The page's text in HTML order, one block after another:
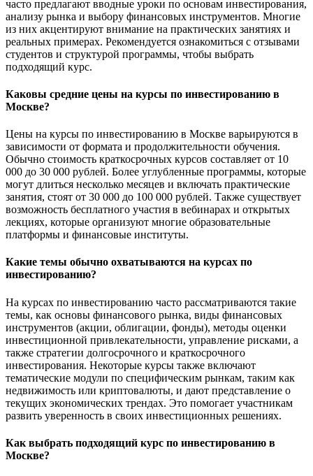
часто предлагают вводные уроки по основам инвестирования,
анализу рынка и выбору финансовых инструментов. Многие
из них акцентируют внимание на практических занятиях и
реальных примерах. Рекомендуется ознакомиться с отзывами
студентов и структурой программы, чтобы выбрать
подходящий курс.
Каковы средние цены на курсы по инвестированию в
Москве?
Цены на курсы по инвестированию в Москве варьируются в
зависимости от формата и продолжительности обучения.
Обычно стоимость краткосрочных курсов составляет от 10
000 до 30 000 рублей. Более углубленные программы, которые
могут длиться несколько месяцев и включать практические
занятия, стоят от 30 000 до 100 000 рублей. Также существует
возможность бесплатного участия в вебинарах и открытых
лекциях, которые организуют многие образовательные
платформы и финансовые институты.
Какие темы обычно охватываются на курсах по
инвестированию?
На курсах по инвестированию часто рассматриваются такие
темы, как основы финансового рынка, виды финансовых
инструментов (акции, облигации, фонды), методы оценки
инвестиционной привлекательности, управление рисками, а
также стратегии долгосрочного и краткосрочного
инвестирования. Некоторые курсы также включают
тематические модули по специфическим рынкам, таким как
недвижимость или криптовалюты, и дают представление о
текущих экономических трендах. Это помогает участникам
развить уверенность в своих инвестиционных решениях.
Как выбрать подходящий курс по инвестированию в
Москве?